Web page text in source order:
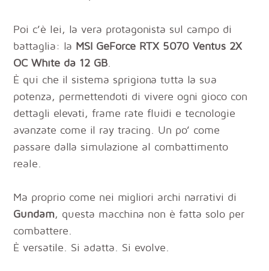
Poi c’è lei, la vera protagonista sul campo di
battaglia: la MSI GeForce RTX 5070 Ventus 2X
OC White da 12 GB
È qui che il sistema sprigiona tutta la sua
potenza, permettendoti di vivere ogni gioco con
dettagli elevati, frame rate fluidi e tecnologie
avanzate come il ray tracing. Un po’ come
passare dalla simulazione al combattimento
reale.
Ma proprio come nei migliori archi narrativi di
Gundam, questa macchina non è fatta solo per
combattere.
È versatile. Si adatta. Si evolve.